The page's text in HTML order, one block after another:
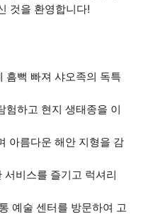
것을 환영합니다!
흠뻑 빠져 샤오족의 독특
험하고 현지 생태종을 이
아름다운 해안 지형을 감
비스를 즐기고 럭셔리
예술 센터를 방문하여 고